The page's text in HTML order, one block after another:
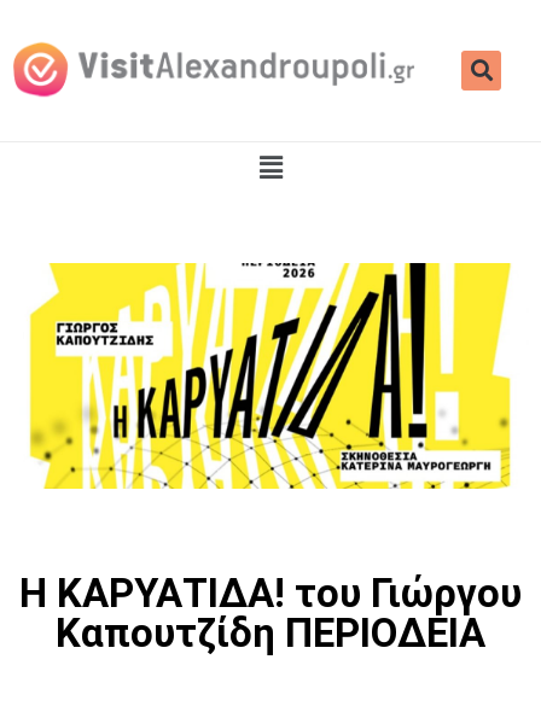
Η ΚΑΡΥΑΤΙΔΑ! του Γιώργου
Καπουτζίδη ΠΕΡΙΟΔΕΙΑ